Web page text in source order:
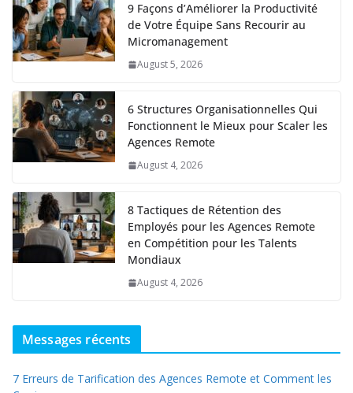
9 Façons d’Améliorer la Productivité
de Votre Équipe Sans Recourir au
Micromanagement
August 5, 2026
6 Structures Organisationnelles Qui
Fonctionnent le Mieux pour Scaler les
Agences Remote
August 4, 2026
8 Tactiques de Rétention des
Employés pour les Agences Remote
en Compétition pour les Talents
Mondiaux
August 4, 2026
Messages récents
7 Erreurs de Tarification des Agences Remote et Comment les